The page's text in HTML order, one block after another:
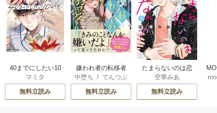
40までにしたい10
のこと
マミタ
無料立読み
嫌われ者の転移者
は、出戻った異世
界で溺愛される
中堕ち /てんつぶ
無料立読み
たまらないのは恋
なのか
空華みあ
無料立読み